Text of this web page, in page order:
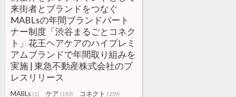
来街者とブランドをつなぐ
MABLsの年間ブランドパート
ナー制度「渋谷まるごとコネク
ト」花王ヘアケアのハイプレミ
アムブランドで年間取り組みを
実施 | 東急不動産株式会社のプ
レスリリース
MABLs (1) ケア (193) コネクト (259)